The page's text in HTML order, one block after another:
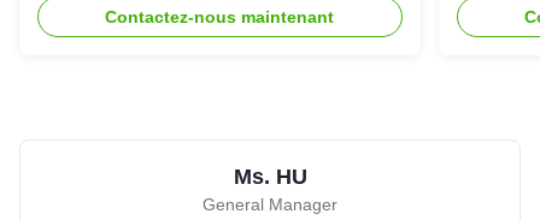
Contactez-nous maintenant
Ms. HU
General Manager